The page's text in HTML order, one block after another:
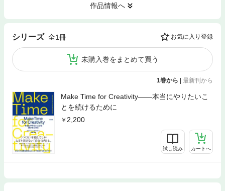
作品情報へ
シリーズ 全1冊 お気に入り登録
未購入巻をまとめて買う
1巻から | 最新刊から
Make Time for Creativity――本当にやりたいこ
とを続けるために
2,200
試し読み カートへ